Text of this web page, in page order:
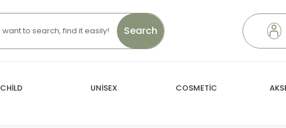
Search
CHİLD UNİSEX COSMETİC